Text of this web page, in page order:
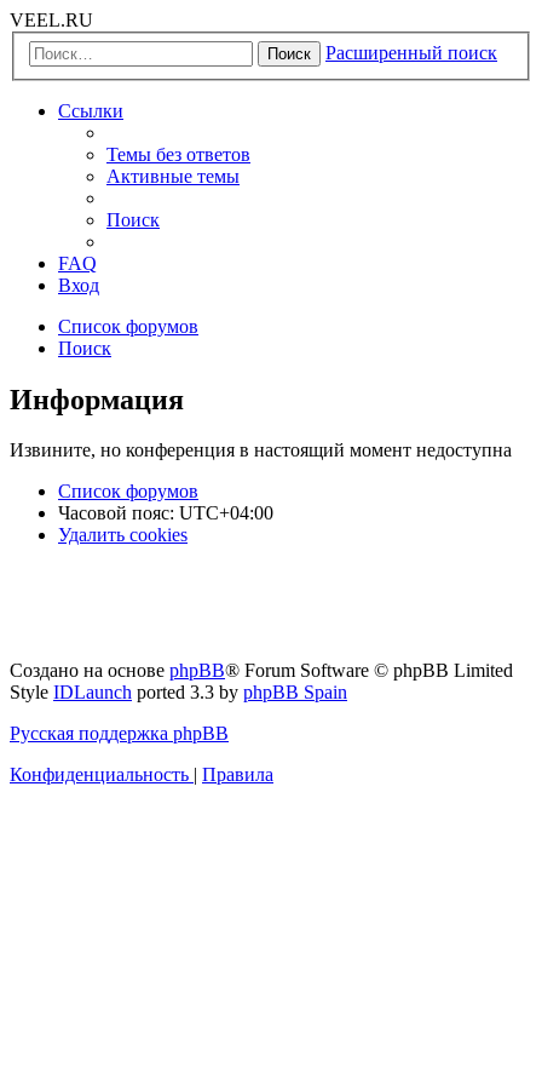
VEEL.RU
Поиск Расширенный поиск
Ссылки
Темы без ответов
Активные темы
Поиск
FAQ
Вход
Список форумов
Поиск
Информация
Извините, но конференция в настоящий момент недоступна
Список форумов
Часовой пояс: UTC+04:00
Удалить cookies
Создано на основе phpBB® Forum Software © phpBB Limited
Style IDLaunch ported 3.3 by phpBB Spain
Русская поддержка phpBB
Конфиденциальность | Правила